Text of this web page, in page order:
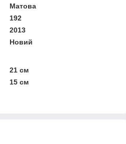
Матова
192
2013
Новий
21 см
15 см